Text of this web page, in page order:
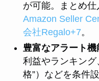
が可能。まとめ
Amazon Seller
会社Regalo+7。
豊富なアラート機
利益やランキング
格”）などを条件